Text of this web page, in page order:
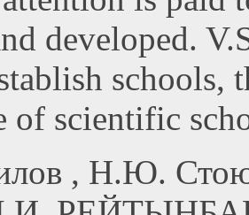
developed.
schools,
of scientific
, Н.Ю.